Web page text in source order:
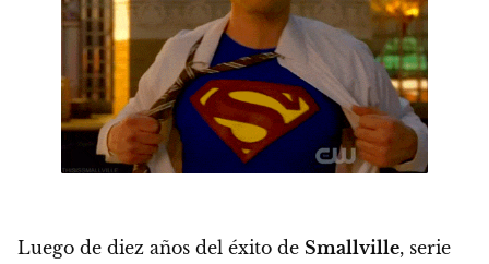
Luego de diez años del éxito de Smallville, serie